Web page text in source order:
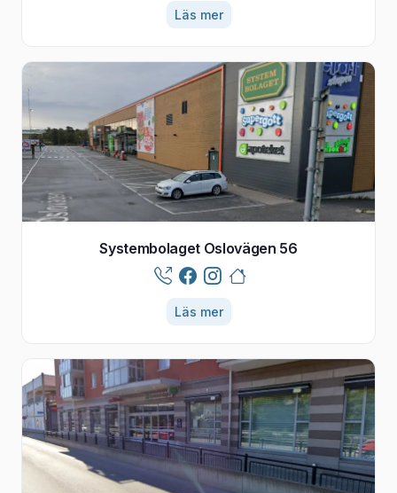
Läs mer
Systembolaget Oslovägen 56
Läs mer